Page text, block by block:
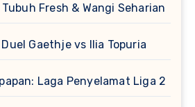
Fresh & Wangi Seharian
Gaethje vs Ilia Topuria
Laga Penyelamat Liga 2